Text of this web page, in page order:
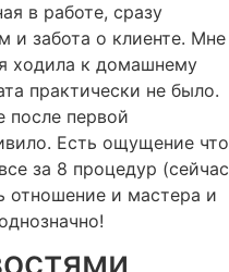
в работе, сразу
и забота о клиенте. Мне
ходила к домашнему
практически не было.
после первой
Есть ощущение что
за 8 процедур (сейчас
отношение и мастера и